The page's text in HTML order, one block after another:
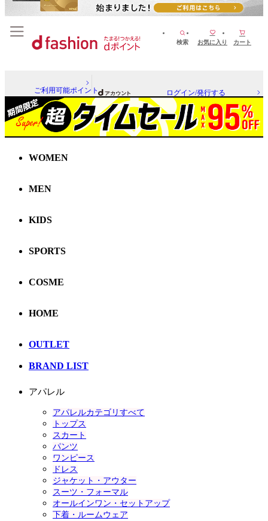
検索 お気に入り カート
ご利用可能ポイント ログイン/発行する
WOMEN
MEN
KIDS
SPORTS
COSME
HOME
OUTLET
BRAND LIST
アパレル
アパレルカテゴリすべて
トップス
スカート
パンツ
ワンピース
ドレス
ジャケット・アウター
スーツ・フォーマル
オールインワン・セットアップ
下着・ルームウェア